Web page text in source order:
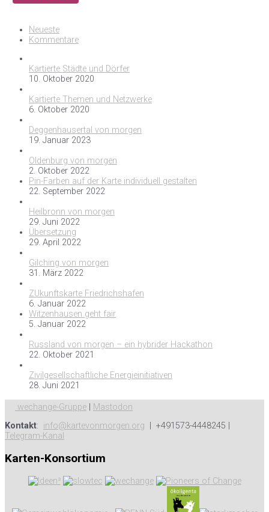
Neueste
Kommentare
Kartierte Städte und Dörfer
10. Oktober 2020
Kartierte Themen und Netzwerke
6. Oktober 2020
Deggenhausertal von morgen
19. Januar 2023
Oldenburg von morgen
2. Oktober 2022
Pin-Farben auf der Karte individuell gestalten
22. September 2022
Heilbronn von morgen
29. Juni 2022
Übersetzung
29. April 2022
Gilching von morgen
31. März 2022
ZUkunftskarte Friedrichshafen
6. Januar 2022
Witzenhausen geht fair
5. Januar 2022
Russland von morgen – ein hybrider Hackathon
22. Oktober 2021
Zivilgesellschaftliche Energieinitiativen
28. Juni 2021
wechange-Gruppe
Mastodon
Kontakt: info@kartevonmorgen.org | +491573-4448245 |
Telegram-Kanal
Karten-Konsortium